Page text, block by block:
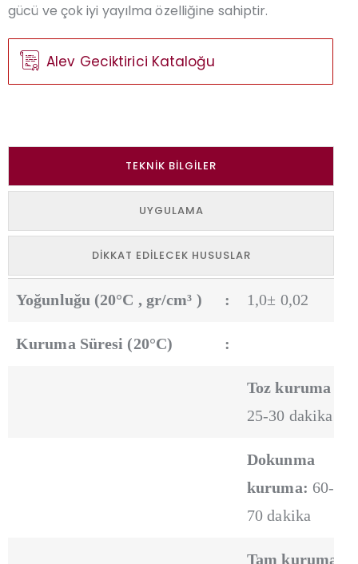
gücü ve çok iyi yayılma özelliğine sahiptir.
Alev Geciktirici Kataloğu
TEKNIK BILGILER
UYGULAMA
DIKKAT EDILECEK HUSUSLAR
Yoğunluğu (20°C , gr/cm³ ) : 1,0± 0,02
Kuruma Süresi (20°C) :
Toz kuruma :
25-30 dakika
Dokunma
kuruma: 60-
70 dakika
Tam kuruma